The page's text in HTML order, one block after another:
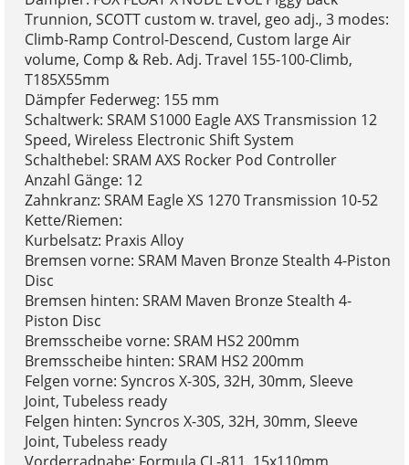
Trunnion, SCOTT custom w. travel, geo adj., 3 modes:
Climb-Ramp Control-Descend, Custom large Air
volume, Comp & Reb. Adj. Travel 155-100-Climb,
T185X55mm
Dämpfer Federweg: 155 mm
Schaltwerk: SRAM S1000 Eagle AXS Transmission 12
Speed, Wireless Electronic Shift System
Schalthebel: SRAM AXS Rocker Pod Controller
Anzahl Gänge: 12
Zahnkranz: SRAM Eagle XS 1270 Transmission 10-52
Kette/Riemen:
Kurbelsatz: Praxis Alloy
Bremsen vorne: SRAM Maven Bronze Stealth 4-Piston
Disc
Bremsen hinten: SRAM Maven Bronze Stealth 4-
Piston Disc
Bremsscheibe vorne: SRAM HS2 200mm
Bremsscheibe hinten: SRAM HS2 200mm
Felgen vorne: Syncros X-30S, 32H, 30mm, Sleeve
Joint, Tubeless ready
Felgen hinten: Syncros X-30S, 32H, 30mm, Sleeve
Joint, Tubeless ready